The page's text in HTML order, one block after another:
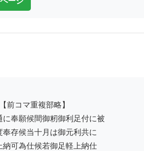
に奉願候間御籾御利足付に被
奉存候当十月は御元利共に
納可為仕候若御足軽上納仕